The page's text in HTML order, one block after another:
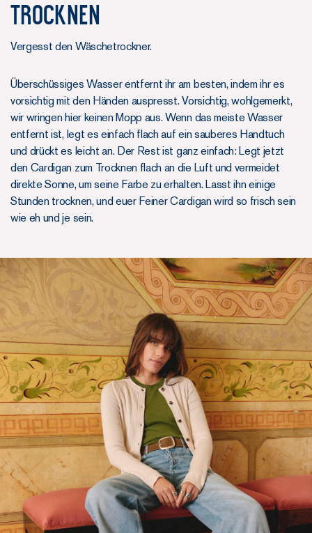
TROCKNEN
Vergesst den Wäschetrockner.
Überschüssiges Wasser entfernt ihr am besten, indem ihr es
vorsichtig mit den Händen auspresst. Vorsichtig, wohlgemerkt,
wir wringen hier keinen Mopp aus. Wenn das meiste Wasser
entfernt ist, legt es einfach flach auf ein sauberes Handtuch
und drückt es leicht an. Der Rest ist ganz einfach: Legt jetzt
den Cardigan zum Trocknen flach an die Luft und vermeidet
direkte Sonne, um seine Farbe zu erhalten. Lasst ihn einige
Stunden trocknen, und euer Feiner Cardigan wird so frisch sein
wie eh und je sein.